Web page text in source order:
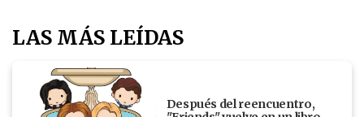
LAS MÁS LEÍDAS
Después del reencuentro,